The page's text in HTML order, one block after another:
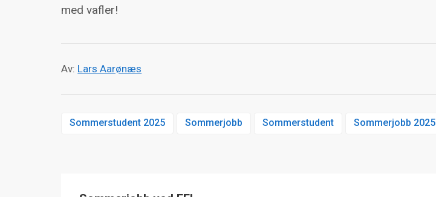
med vafler!
Av: Lars Aarønæs
Sommerstudent 2025 Sommerjobb Sommerstudent Sommerjobb 2025